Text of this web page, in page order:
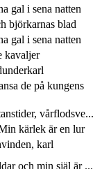
gal i sena natten
björkarnas blad
gal i sena natten
kavaljer
de på kungens
vårflodsve...
kärlek är en lur
karl
och min själ är ...